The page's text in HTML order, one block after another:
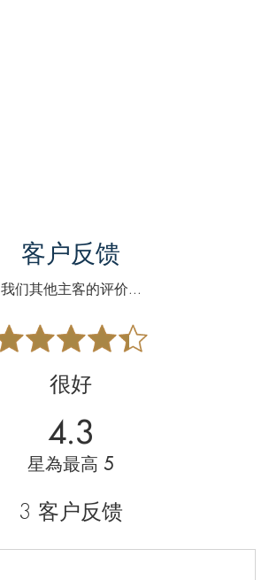
客户反馈
我们其他主客的评价...
很好
4.3
星為最高 5
3 客户反馈